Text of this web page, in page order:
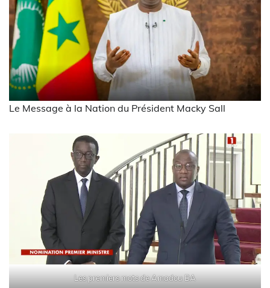
Le Message à la Nation du Président Macky Sall
Les premiers mots de Amadou BA